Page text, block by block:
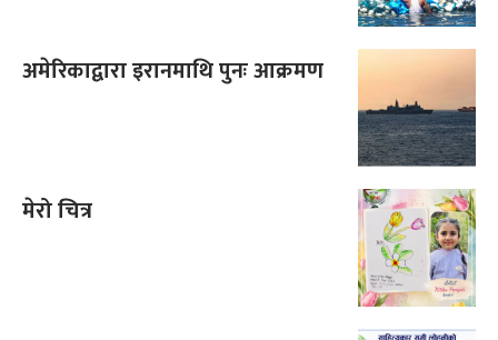
अमेरिकाद्वारा इरानमाथि पुनः आक्रमण
मेरो चित्र